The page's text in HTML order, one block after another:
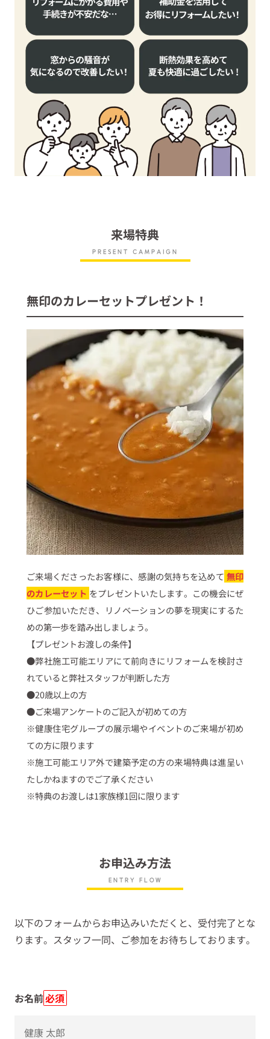
来場特典
PRESENT CAMPAIGN
無印のカレーセットプレゼント！
ご来場くださったお客様に、感謝の気持ちを込めて 無印
のカレーセット をプレゼントいたします。この機会にぜ
ひご参加いただき、リノベーションの夢を現実にするた
めの第一歩を踏み出しましょう。
【プレゼントお渡しの条件】
●弊社施工可能エリアにて前向きにリフォームを検討さ
れていると弊社スタッフが判断した方
●20歳以上の方
●ご来場アンケートのご記入が初めての方
※健康住宅グループの展示場やイベントのご来場が初め
ての方に限ります
※施工可能エリア外で建築予定の方の来場特典は進呈い
たしかねますのでご了承ください
※特典のお渡しは1家族様1回に限ります
お申込み方法
ENTRY FLOW
以下のフォームからお申込みいただくと、受付完了とな
ります。スタッフ一同、ご参加をお待ちしております。
お名前必須